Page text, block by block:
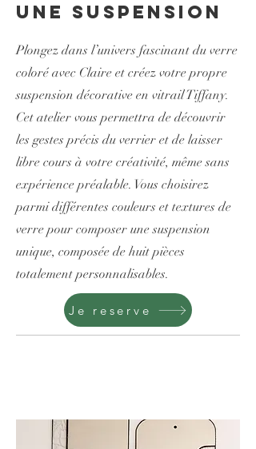
Une Suspension
Plongez dans l’univers fascinant du verre
coloré avec Claire et créez votre propre
suspension décorative en vitrail Tiffany.
Cet atelier vous permettra de découvrir
les gestes précis du verrier et de laisser
libre cours à votre créativité, même sans
expérience préalable. Vous choisirez
parmi différentes couleurs et textures de
verre pour composer une suspension
unique, composée de huit pièces
totalement personnalisables.
Je reserve